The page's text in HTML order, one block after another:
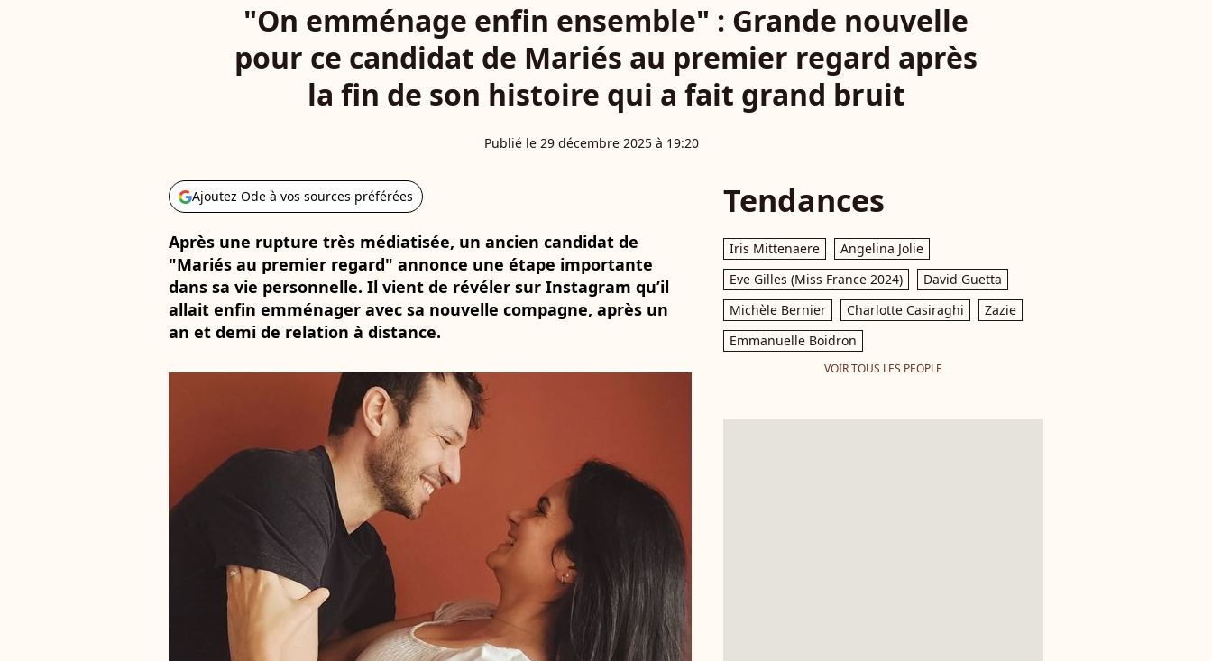
"On emménage enfin ensemble" : Grande nouvelle
pour ce candidat de Mariés au premier regard après
la fin de son histoire qui a fait grand bruit
Publié le 29 décembre 2025 à 19:20
Ajoutez Ode à vos sources préférées
Après une rupture très médiatisée, un ancien candidat de
"Mariés au premier regard" annonce une étape importante
dans sa vie personnelle. Il vient de révéler sur Instagram qu’il
allait enfin emménager avec sa nouvelle compagne, après un
an et demi de relation à distance.
Tendances
Iris Mittenaere
Angelina Jolie
Eve Gilles (Miss France 2024)
David Guetta
Michèle Bernier
Charlotte Casiraghi
Zazie
Emmanuelle Boidron
VOIR TOUS LES PEOPLE